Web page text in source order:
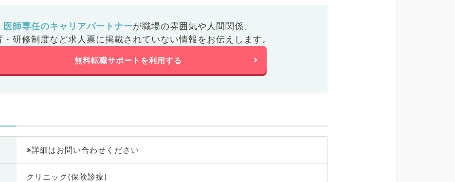
医師専任のキャリアパートナーが職場の雰囲気や人間関係、
・研修制度など求人票に掲載されていない情報をお伝えします。
無料転職サポートを利用する
※詳細はお問い合わせください
クリニック(保険診療)